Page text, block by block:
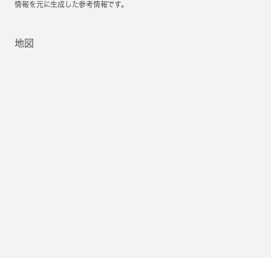
情報を元に生成した参考情報です。
地図